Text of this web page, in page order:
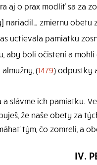
aj o prax modliť sa za
nariadil… zmiernu
uctievala pamiatku
aby boli očistení a
(1479) odpustky
a slávme ich pamiatku.
že naše obety za
tým, čo zomreli, a
IV.